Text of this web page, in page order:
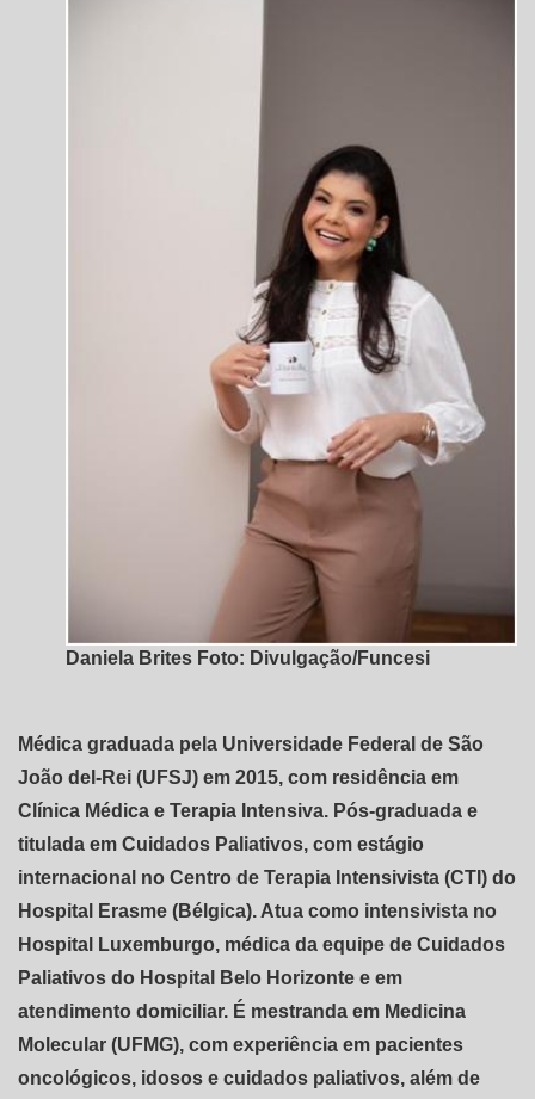
Daniela Brites Foto: Divulgação/Funcesi
Médica graduada pela Universidade Federal de São
João del-Rei (UFSJ) em 2015, com residência em
Clínica Médica e Terapia Intensiva. Pós-graduada e
titulada em Cuidados Paliativos, com estágio
internacional no Centro de Terapia Intensivista (CTI) do
Hospital Erasme (Bélgica). Atua como intensivista no
Hospital Luxemburgo, médica da equipe de Cuidados
Paliativos do Hospital Belo Horizonte e em
atendimento domiciliar. É mestranda em Medicina
Molecular (UFMG), com experiência em pacientes
oncológicos, idosos e cuidados paliativos, além de